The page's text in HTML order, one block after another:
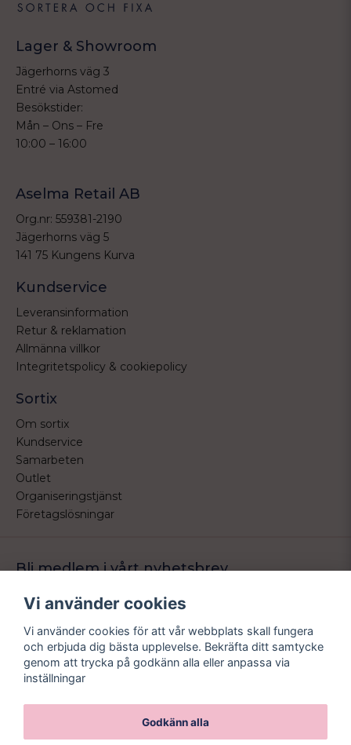
Lager & Showroom
Jägerhorns väg 3
Entré via Astomed
Besökstider:
Mån – Ons – Fre
10:00 – 16:00
Aselma Retail AB
Org.nr: 559381-2190
Jägerhorns väg 5
141 75 Kungens Kurva
Kundservice
Leveransinformation
Retur & reklamation
Allmänna villkor
Integritetspolicy & cookiepolicy
Sortix
Om sortix
Kundservice
Samarbeten
Outlet
Organiseringstjänst
Företagslösningar
Bli medlem i vårt nyhetsbrev
email
Mejladress Skicka
erbjudande.
Vi använder cookies
Vi använder cookies för att vår webbplats skall fungera
och erbjuda dig bästa upplevelse. Bekräfta ditt samtycke
genom att trycka på godkänn alla eller anpassa via
inställningar
Godkänn alla